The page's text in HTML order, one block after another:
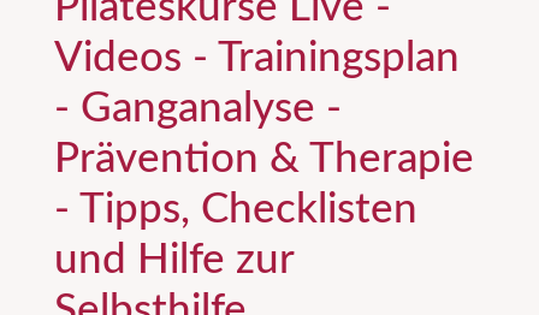
Videos - Trainingsplan
- Ganganalyse -
Prävention & Therapie
- Tipps, Checklisten
und Hilfe zur